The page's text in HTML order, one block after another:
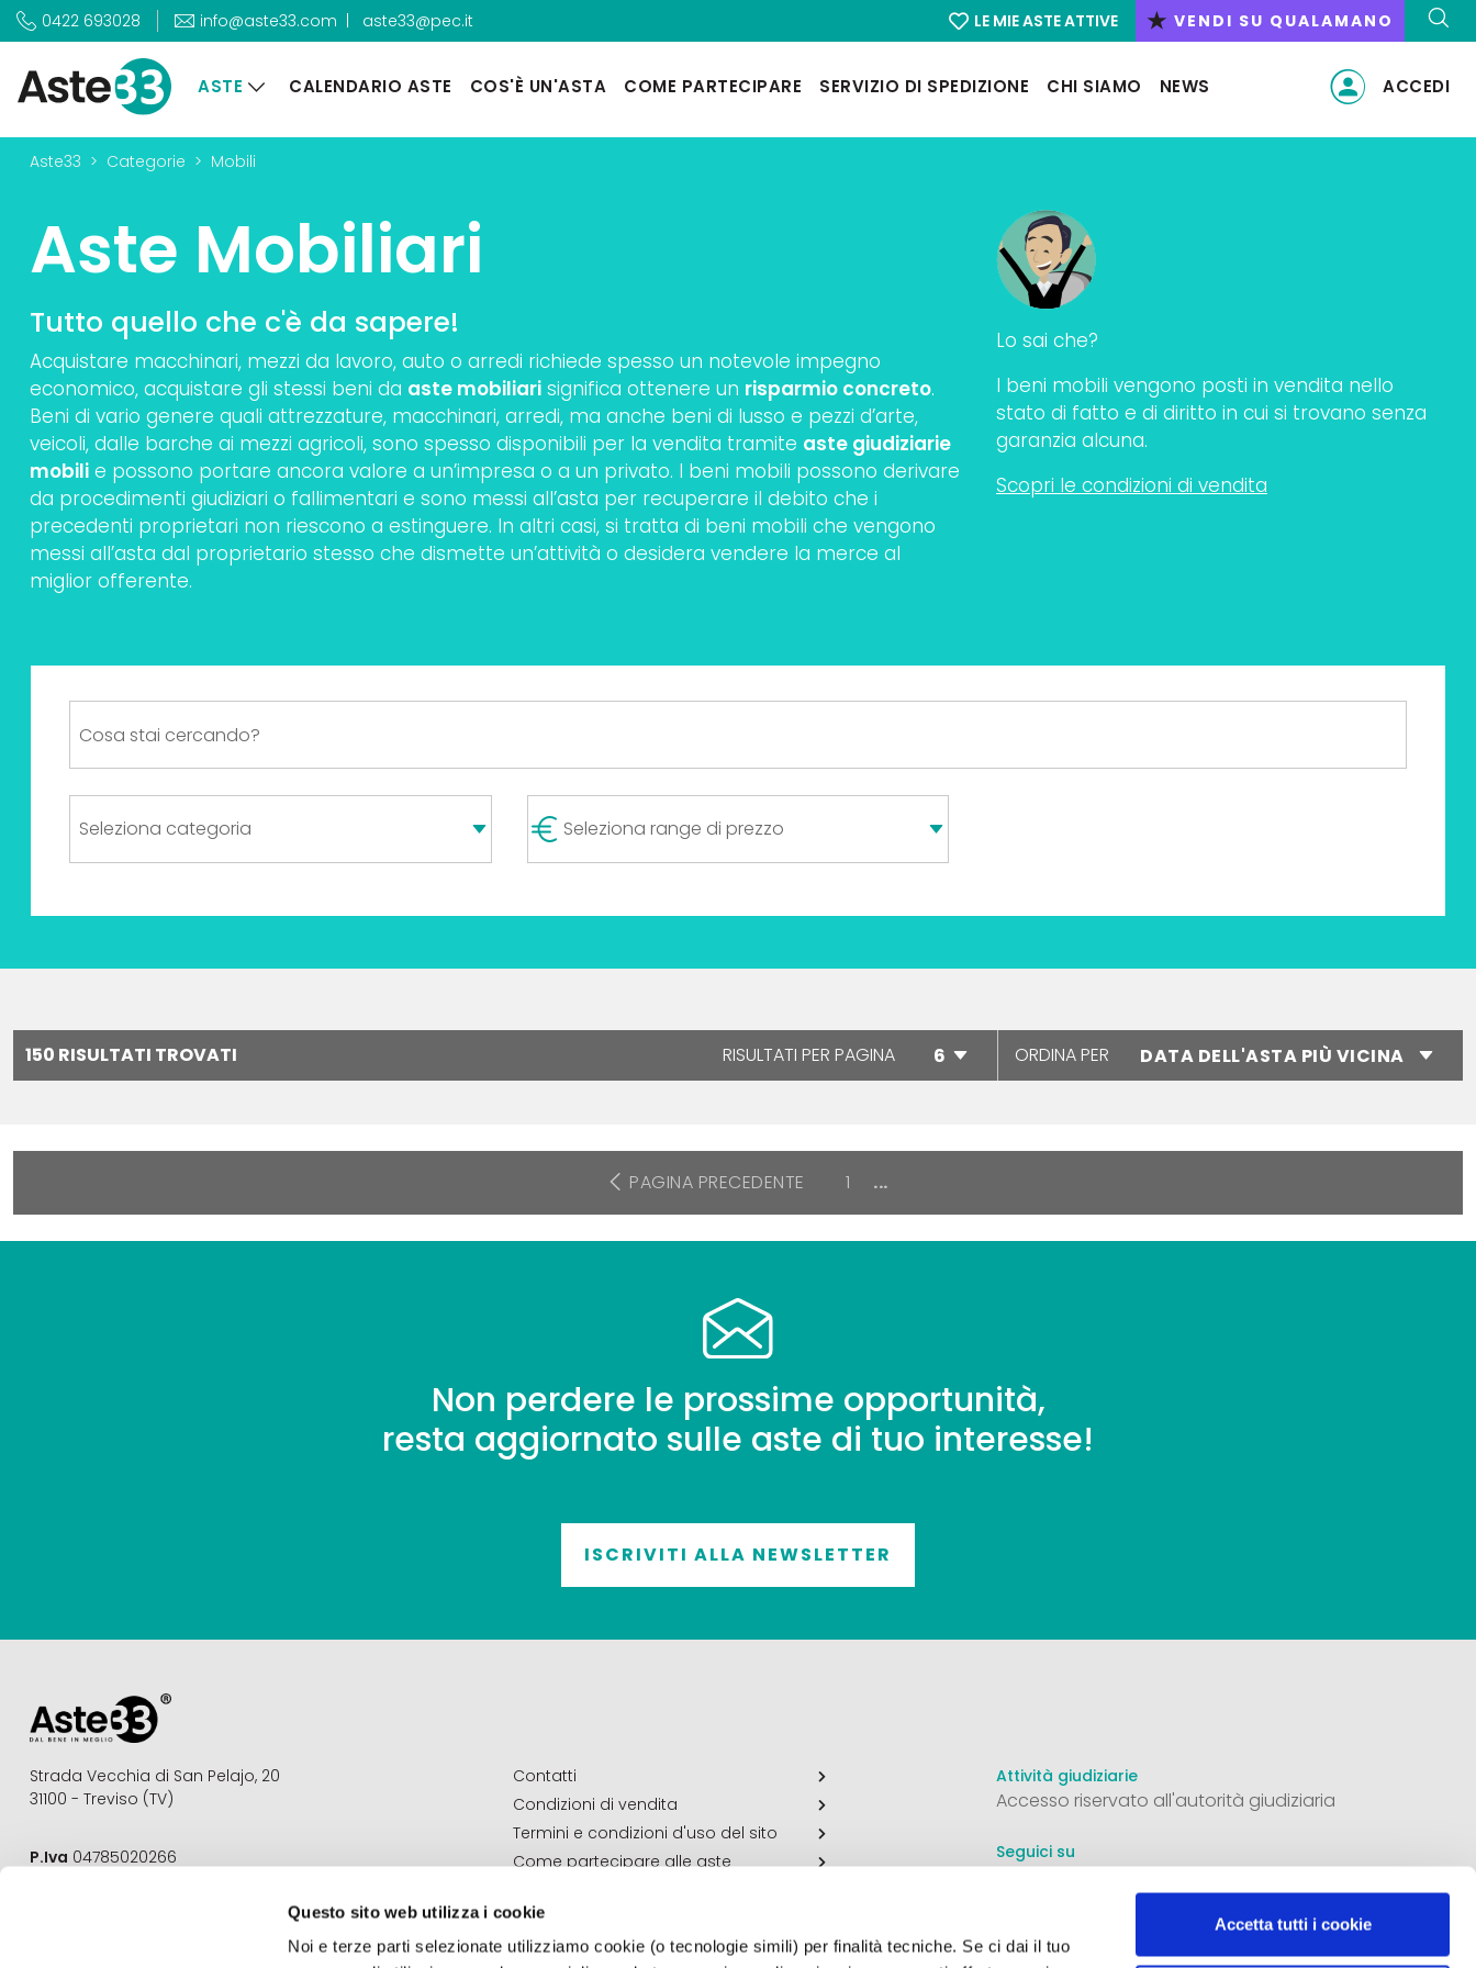
Questo sito web utilizza i cookie
Noi e terze parti selezionate utilizziamo cookie (o tecnologie simili) per finalità tecniche. Se ci dai il tuo
Accetta tutti i cookie
0422 693028 info@aste33.com | aste33@pec.it LE MIE ASTE ATTIVE ★ VENDI SU QUALAMANO
ASTE CALENDARIO ASTE COS'È UN'ASTA COME PARTECIPARE SERVIZIO DI SPEDIZIONE CHI SIAMO NEWS ACCEDI
Aste33 Categorie Mobili
Aste Mobiliari
Tutto quello che c'è da sapere!
Acquistare macchinari, mezzi da lavoro, auto o arredi richiede spesso un notevole impegno
economico, acquistare gli stessi beni da aste mobiliari significa ottenere un risparmio concreto.
Beni di vario genere quali attrezzature, macchinari, arredi, ma anche beni di lusso e pezzi d’arte,
veicoli, dalle barche ai mezzi agricoli, sono spesso disponibili per la vendita tramite aste giudiziarie
mobili e possono portare ancora valore a un’impresa o a un privato. I beni mobili possono derivare
da procedimenti giudiziari o fallimentari e sono messi all’asta per recuperare il debito che i
precedenti proprietari non riescono a estinguere. In altri casi, si tratta di beni mobili che vengono
messi all’asta dal proprietario stesso che dismette un’attività o desidera vendere la merce al
miglior offerente.
Lo sai che?
I beni mobili vengono posti in vendita nello
stato di fatto e di diritto in cui si trovano senza
garanzia alcuna.
Scopri le condizioni di vendita
150 RISULTATI TROVATI RISULTATI PER PAGINA ORDINA PER
PAGINA PRECEDENTE 1 ...
Non perdere le prossime opportunità,
resta aggiornato sulle aste di tuo interesse!
ISCRIVITI ALLA NEWSLETTER
Strada Vecchia di San Pelajo, 20
31100 - Treviso (TV)
P.Iva 04785020266
Contatti
Condizioni di vendita
Termini e condizioni d'uso del sito
Come partecipare alle aste
Attività giudiziarie
Accesso riservato all'autorità giudiziaria
Seguici su
Informativa privacy